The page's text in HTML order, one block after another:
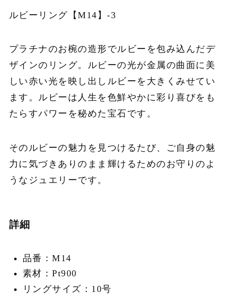
ルビーリング【M14】-3
プラチナのお椀の造形でルビーを包み込んだデ
ザインのリング。ルビーの光が金属の曲面に美
しい赤い光を映し出しルビーを大きくみせてい
ます。ルビーは人生を色鮮やかに彩り喜びをも
たらすパワーを秘めた宝石です。
そのルビーの魅力を見つけるたび、ご自身の魅
力に気づきありのまま輝けるためのお守りのよ
うなジュエリーです。
詳細
品番：M14
素材：Pt900
リングサイズ：10号